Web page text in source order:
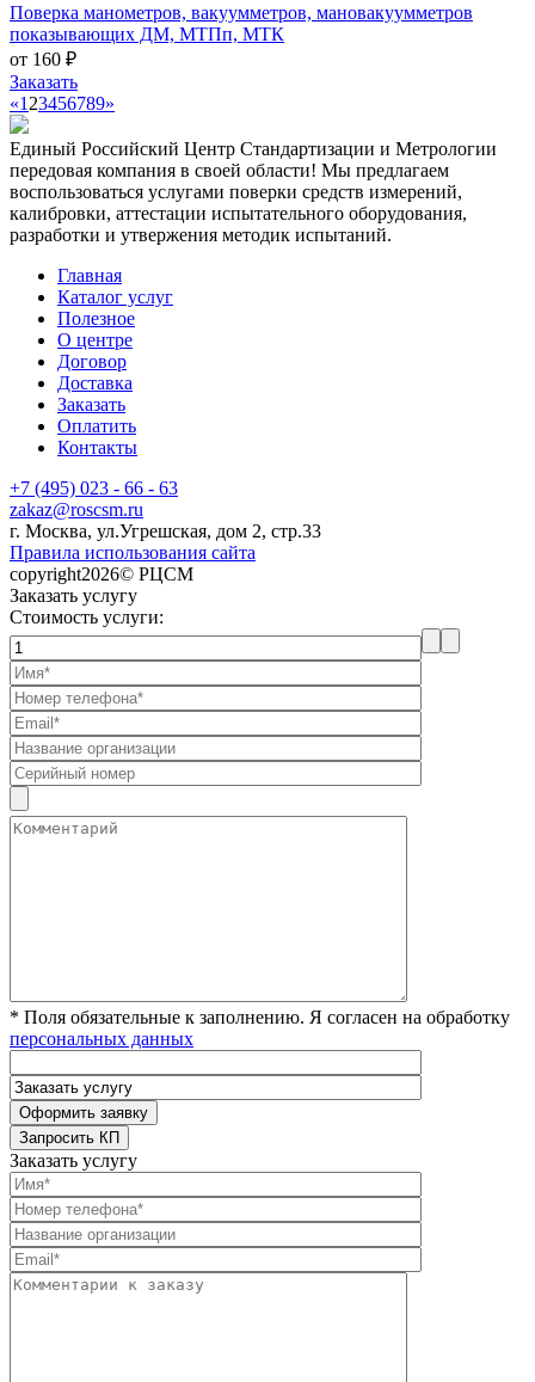
Поверка манометров, вакуумметров, мановакуумметров
показывающих ДМ, МТПп, МТК
от 160 ₽
Заказать
«1 23456789»
Единый Российский Центр Стандартизации и Метрологии
передовая компания в своей области! Мы предлагаем
воспользоваться услугами поверки средств измерений,
калибровки, аттестации испытательного оборудования,
разработки и утвержения методик испытаний.
Главная
Каталог услуг
Полезное
О центре
Договор
Доставка
Заказать
Оплатить
Контакты
+7 (495) 023 - 66 - 63
zakaz@roscsm.ru
г. Москва, ул.Угрешская, дом 2, стр.33
Правила использования сайта
copyright2026© РЦСМ
Заказать услугу
Стоимость услуги:
* Поля обязательные к заполнению. Я согласен на обработку
персональных данных
Заказать услугу